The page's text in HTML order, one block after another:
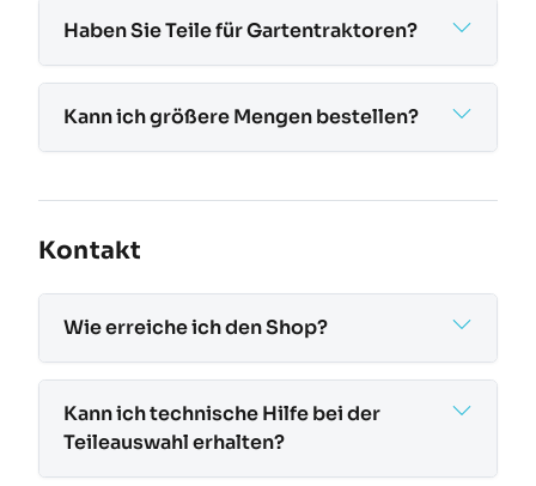
Haben Sie Teile für Gartentraktoren?
Kann ich größere Mengen bestellen?
Kontakt
Wie erreiche ich den Shop?
Kann ich technische Hilfe bei der
Teileauswahl erhalten?